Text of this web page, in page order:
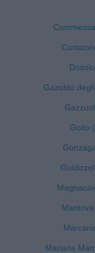
Gazoldo
Goito
Mariana